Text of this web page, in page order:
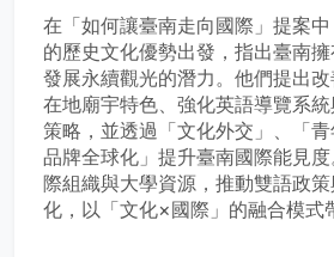
在「如何讓臺南走向國際」提案
的歷史文化優勢出發，指出臺南
發展永續觀光的潛力。他們提出
在地廟宇特色、強化英語導覽系
策略，並透過「文化外交」、「
品牌全球化」提升臺南國際能見
際組織與大學資源，推動雙語政
化，以「文化×國際」的融合模式